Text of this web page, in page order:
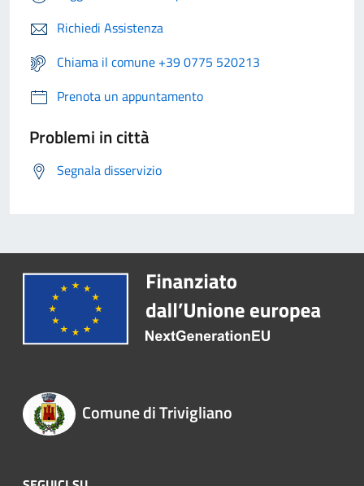
Richiedi Assistenza
Chiama il comune +39 0775 520213
Prenota un appuntamento
Problemi in città
Segnala disservizio
Comune di Trivigliano